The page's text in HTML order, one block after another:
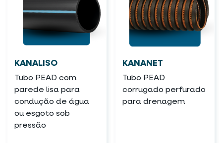
KANALISO
Tubo PEAD com
parede lisa para
condução de água
ou esgoto sob
pressão
KANANET
Tubo PEAD
corrugado perfurado
para drenagem